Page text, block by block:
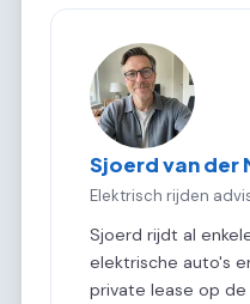
Sjoerd van der
Elektrisch rijden
Sjoerd rijdt al
elektrische auto's
private lease op de